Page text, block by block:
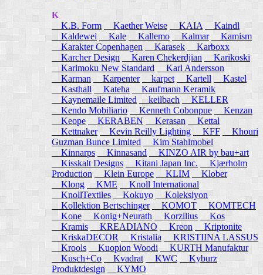
K
K.B. Form
Kaether Weise KAIA
Kaindl
Kaldewei
Kale Kallemo Kalmar
Kamism
Karakter Copenhagen
Karasek
Karboxx
Karcher Design
Karen Chekerdjian
Karikoski
Karimoku New Standard
Karl Andersson
Karman
Karpenter karpet Kartell
Kastel
Kasthall
Kateha
Kaufmann Keramik
Kaynemaile Limited keilbach
KELLER
Kendo Mobiliario
Kenneth Cobonpue
Kenzan
Keope
KERABEN Kerasan
Kettal
Kettnaker Kevin Reilly Lighting KFF
Khouri
Guzman Bunce Limited
Kim Stahlmobel
Kinnarps
Kinnasand
KINZO AIR by bau+art
Kisskalt Designs
Kitani Japan Inc.
Kjærholm
Production
Klein Europe KLIM
Klober
Klong
KME
Knoll International
KnollTextiles
Kokuyo
Koleksiyon
Kollektion Bertschinger KOMOT
KOMTECH
Kone
Konig+Neurath Korzilius
Kos
Kramis
KREADIANO Kreon
Kriptonite
KriskaDECOR
Kristalia
KRISTIINA LASSUS
Krools
Kuopion Woodi
KURTH Manufaktur
Kusch+Co
Kvadrat KWC
Kyburz
Produktdesign
KYMO